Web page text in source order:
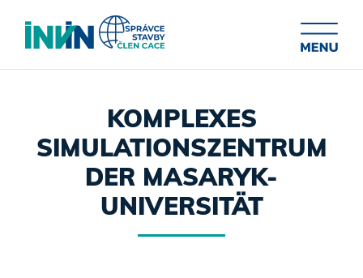
KOMPLEXES
SIMULATIONSZENTRUM
DER MASARYK-
UNIVERSITÄT